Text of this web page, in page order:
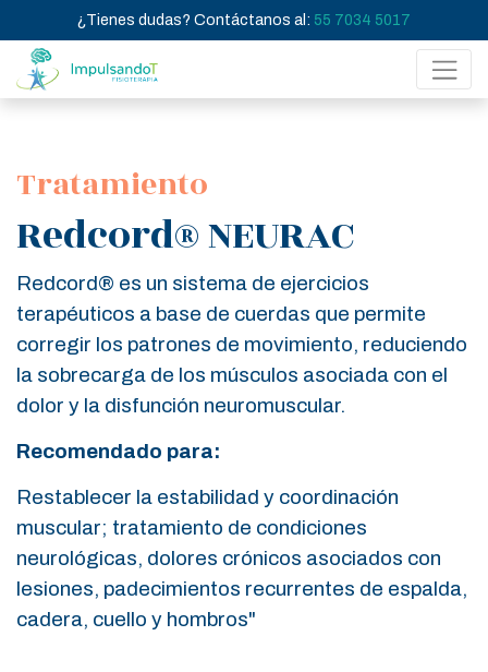
¿Tienes dudas? Contáctanos al: 55 7034 5017
Tratamiento
Redcord® NEURAC
Redcord® es un sistema de ejercicios
terapéuticos a base de cuerdas que permite
corregir los patrones de movimiento, reduciendo
la sobrecarga de los músculos asociada con el
dolor y la disfunción neuromuscular.
Recomendado para:
Restablecer la estabilidad y coordinación
muscular; tratamiento de condiciones
neurológicas, dolores crónicos asociados con
lesiones, padecimientos recurrentes de espalda,
cadera, cuello y hombros"